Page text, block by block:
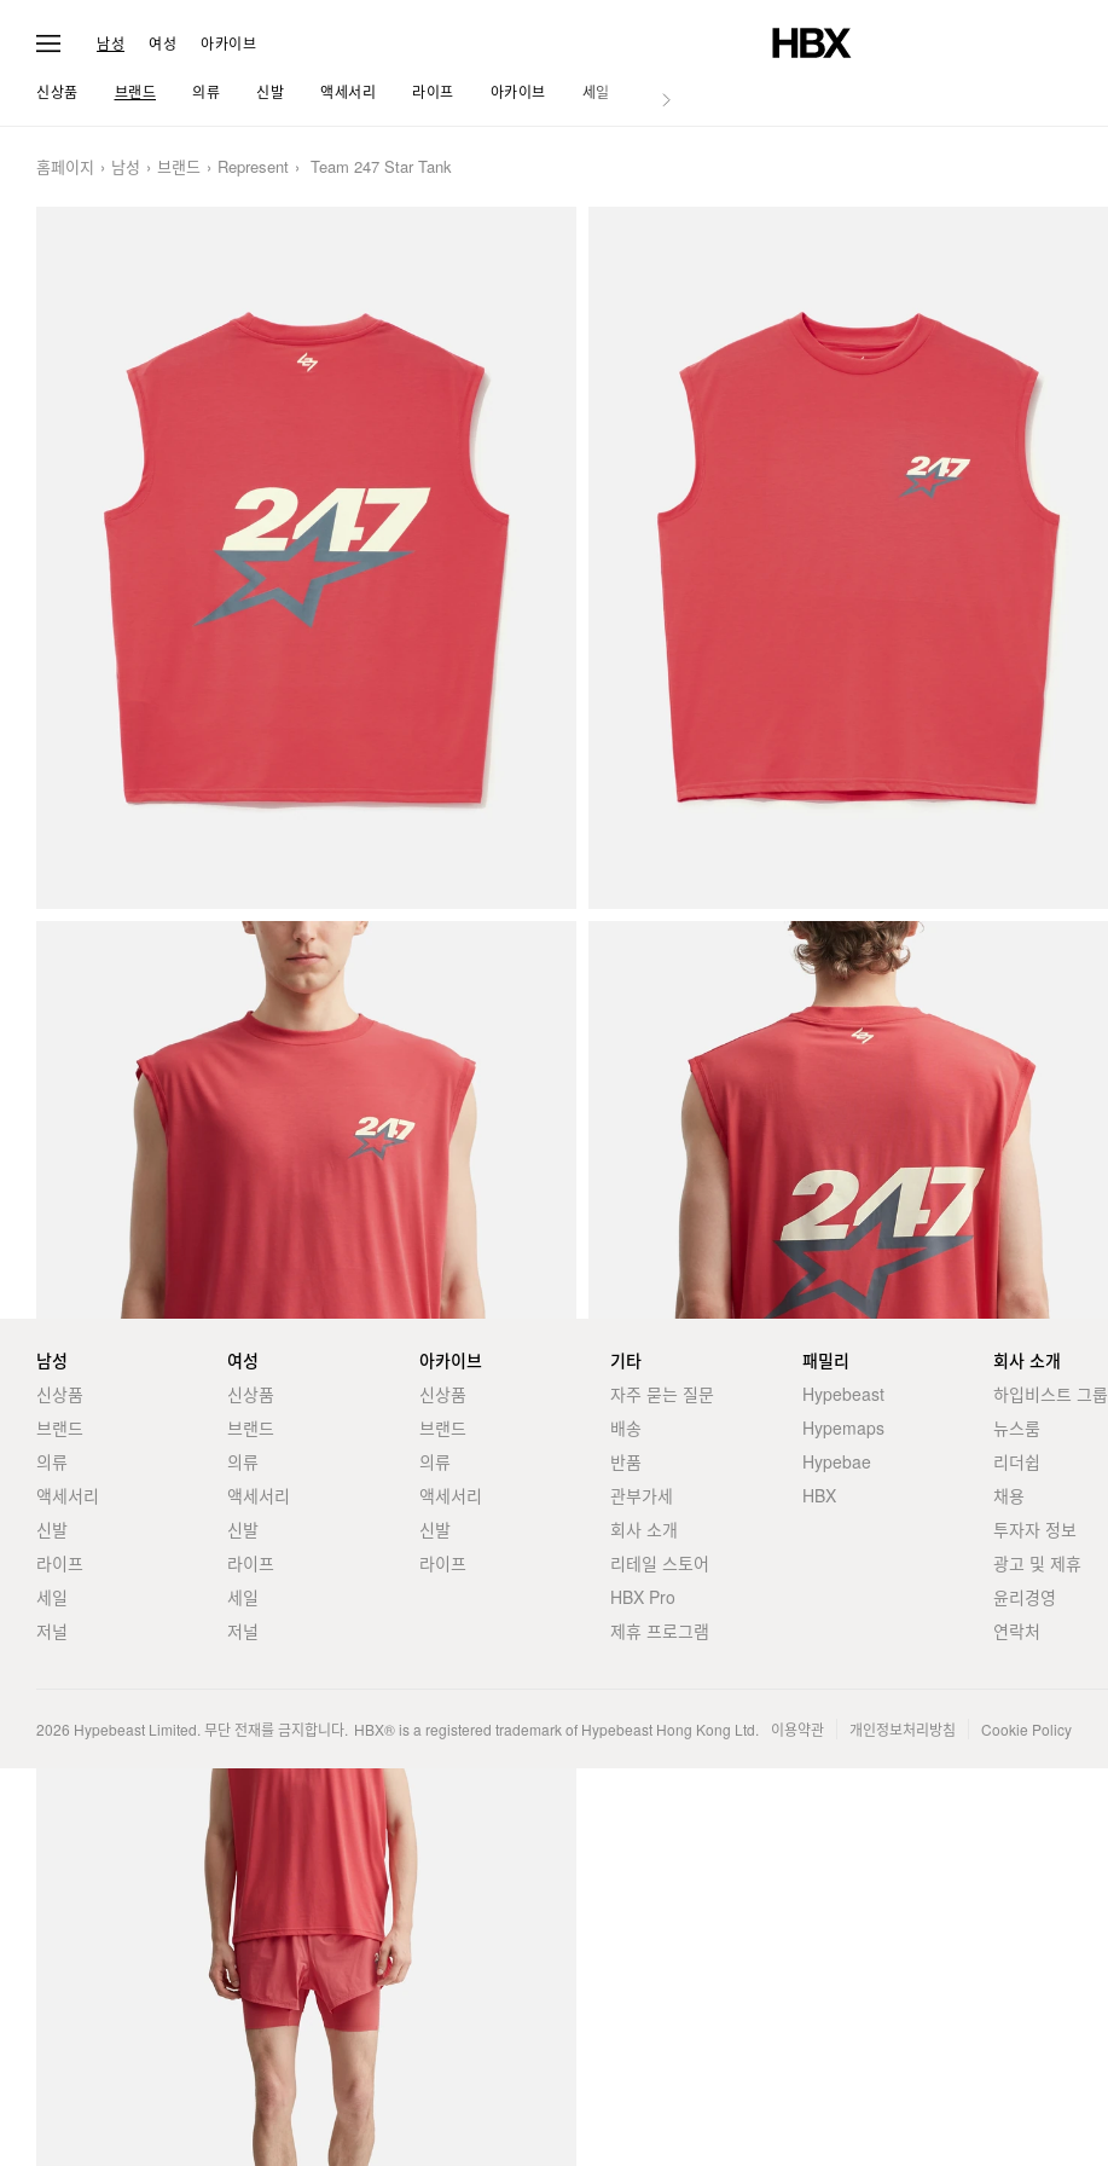
남성 여성 아카이브
신상품 브랜드 의류 신발 액세서리 라이프 아카이브 세일 저널
홈페이지 남성 브랜드 Represent Team 247 Star Tank
남성
신상품
브랜드
의류
액세서리
신발
라이프
세일
저널
여성
신상품
브랜드
의류
액세서리
신발
라이프
세일
저널
아카이브
신상품
브랜드
의류
액세서리
신발
라이프
기타
자주 묻는 질문
배송
반품
관부가세
회사 소개
리테일 스토어
HBX Pro
제휴 프로그램
패밀리
Hypebeast
Hypemaps
Hypebae
HBX
회사 소개
하입비스트 그룹
뉴스룸
리더쉽
채용
투자자 정보
광고 및 제휴
윤리경영
연락처
2026 Hypebeast Limited. 무단 전재를 금지합니다. HBX® is a registered trademark of Hypebeast Hong Kong Ltd. 이용약관 개인정보처리방침 Cookie Policy